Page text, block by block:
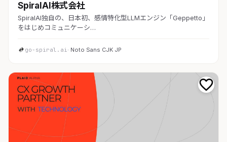
SpiralAI株式会社
SpiralAI独自の、日本初、感情特化型LLMエンジン「Geppetto」
をはじめコミュニケーシ…
go-spiral.ai· Noto Sans CJK JP